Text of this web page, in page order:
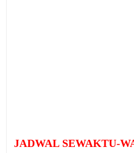
JADWAL SEWAKTU-